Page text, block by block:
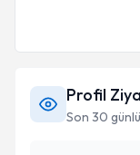
Profil
Son 30